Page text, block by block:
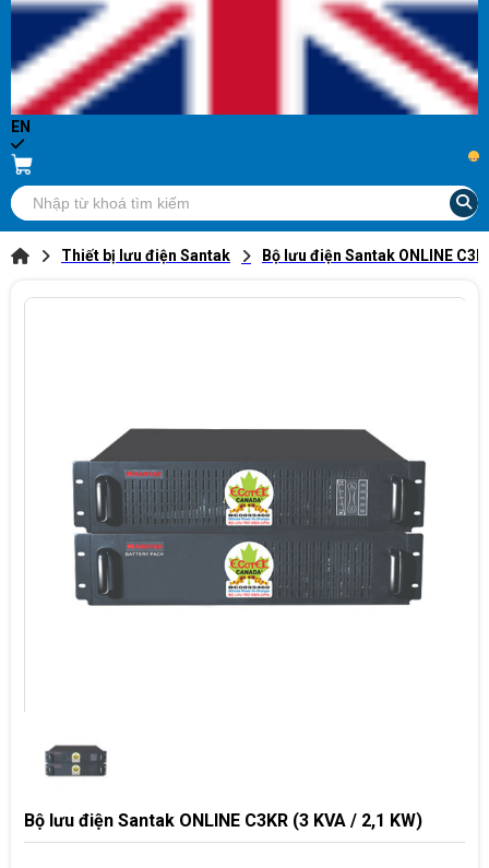
EN
...
Thiết bị lưu điện Santak Bộ lưu điện Santak ONLINE
Bộ lưu điện Santak ONLINE C3KR (3 KVA / 2,1 KW)